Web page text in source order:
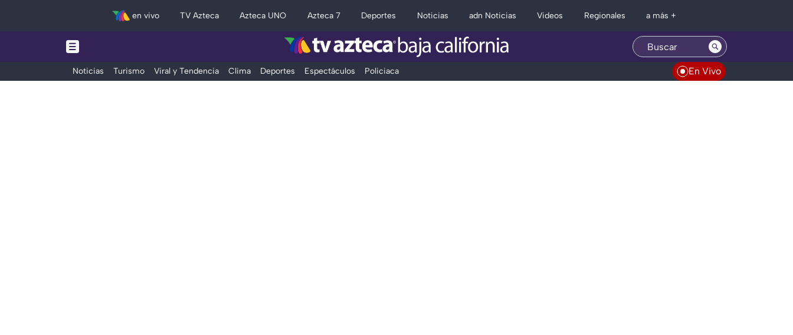
en vivo TV Azteca Azteca UNO Azteca 7 Deportes Noticias adn Noticias Videos Regionales a más +
Noticias Turismo Viral y Tendencia Clima Deportes Espectáculos Policiaca En Vivo